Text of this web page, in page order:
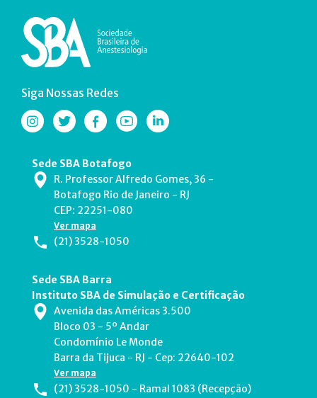
Siga Nossas Redes
Sede SBA Botafogo
R. Professor Alfredo Gomes, 36 -
Botafogo Rio de Janeiro - RJ
CEP: 22251-080
Ver mapa
(21) 3528-1050
Sede SBA Barra
Instituto SBA de Simulação e Certificação
Avenida das Américas 3.500
Bloco 03 - 5º Andar
Condomínio Le Monde
Barra da Tijuca - RJ - Cep: 22640-102
Ver mapa
(21) 3528-1050 - Ramal 1083 (Recepção)